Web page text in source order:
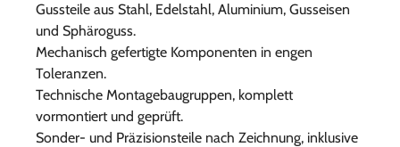
Gussteile aus Stahl, Edelstahl, Aluminium, Gusseisen
und Sphäroguss.
Mechanisch gefertigte Komponenten in engen
Toleranzen.
Technische Montagebaugruppen, komplett
vormontiert und geprüft.
Sonder- und Präzisionsteile nach Zeichnung, inklusive